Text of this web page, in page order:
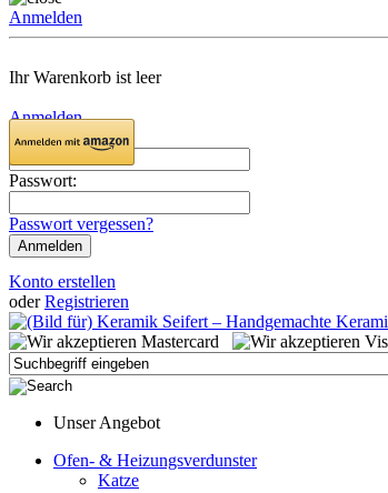
Anmelden
Ihr Warenkorb ist leer
Anmelden
Email:
Passwort:
Passwort vergessen?
Konto erstellen
oder Registrieren
Unser Angebot
Ofen- & Heizungsverdunster
Katze